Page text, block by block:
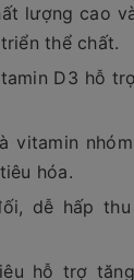
lượng cao
thể chất.
D3 hỗ
vitamin
hóa.
dễ hấp
hỗ trợ